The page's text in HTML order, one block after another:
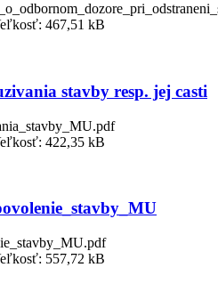
467,51 kB
stavby resp. jej casti
422,35 kB
557,72 kB